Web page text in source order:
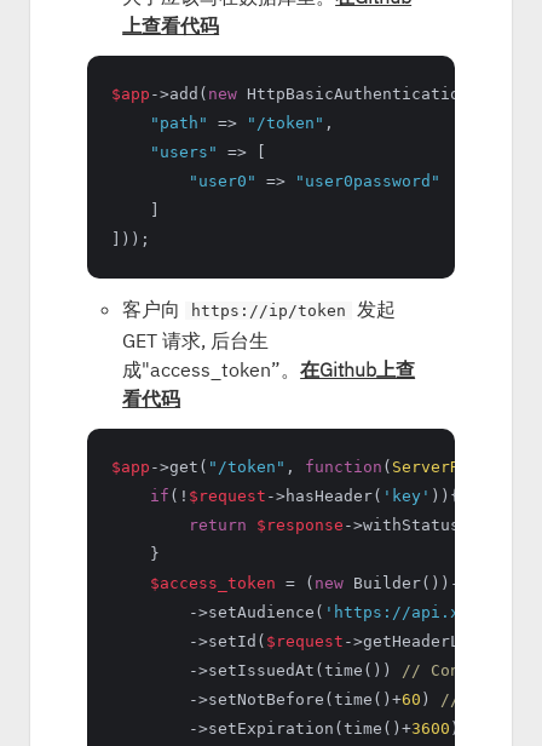
上查看代码
$app ->add( new HttpBasicAuthentication([
"path"
=> "/token" ,
"users"
=> [
"user0"
=>
"user0password"
客户向 https://ip/token
发起
GET 请求, 后台生
成"access_token”。在Github上查
看代码
$app ->get( "/token" , function (
if (! $request ->hasHeader( 'key' )){
return
$response ->withStatus(
    }
$access_token = ( new Builder())-
        ->setAudience(
'https://api.xu42.cn'
        ->setId(
$request ->getHeaderLine(
        ->setIssuedAt(time())
// Configures
        ->setNotBefore(time()+
60 ) //
        ->setExpiration(time()+
3600 )